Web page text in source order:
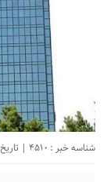
شناسه خبر : 4510 | تاریخ انتشار : 09 آبان 1401 - 1:09 |